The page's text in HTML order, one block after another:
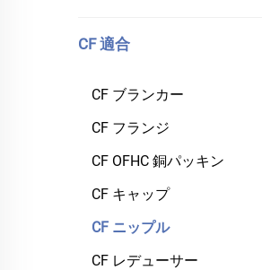
CF 適合
CF ブランカー
CF フランジ
CF OFHC 銅パッキン
CF キャップ
CF ニップル
CF レデューサー